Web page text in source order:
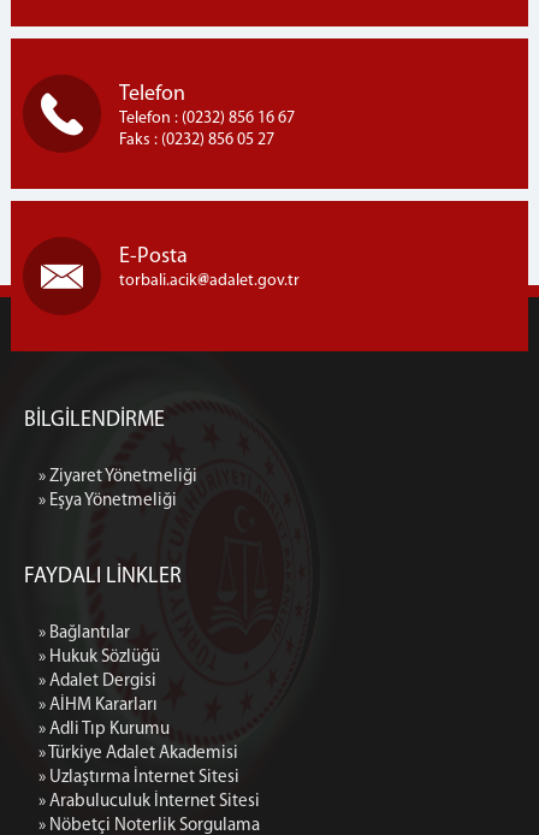
Telefon
Telefon : (0232) 856 16 67
Faks : (0232) 856 05 27
E-Posta
torbali.acik adalet.gov.tr
BİLGİLENDİRME
» Ziyaret Yönetmeliği
» Eşya Yönetmeliği
FAYDALI LİNKLER
» Bağlantılar
» Hukuk Sözlüğü
» Adalet Dergisi
» AİHM Kararları
» Adli Tıp Kurumu
» Türkiye Adalet Akademisi
» Uzlaştırma İnternet Sitesi
» Arabuluculuk İnternet Sitesi
» Nöbetçi Noterlik Sorgulama